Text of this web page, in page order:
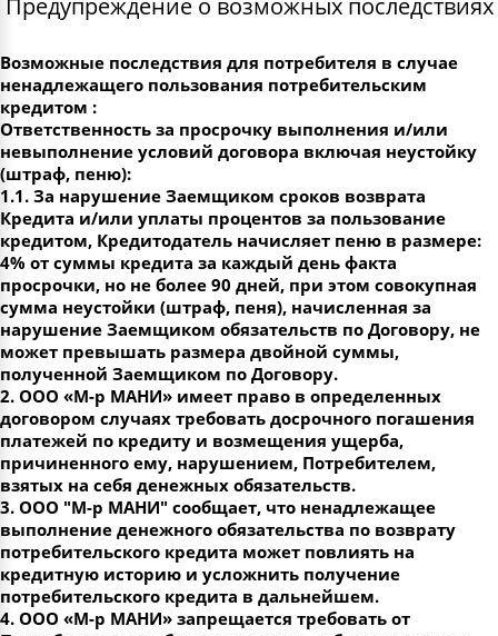
Предупреждение о возможных последствиях
Возможные последствия для потребителя в случае
ненадлежащего пользования потребительским
кредитом :
Ответственность за просрочку выполнения и/или
невыполнение условий договора включая неустойку
(штраф, пеню):
1.1. За нарушение Заемщиком сроков возврата
Кредита и/или уплаты процентов за пользование
кредитом, Кредитодатель начисляет пеню в размере:
4% от суммы кредита за каждый день факта
просрочки, но не более 90 дней, при этом совокупная
сумма неустойки (штраф, пеня), начисленная за
нарушение Заемщиком обязательств по Договору, не
может превышать размера двойной суммы,
полученной Заемщиком по Договору.
2. ООО «М-р МАНИ» имеет право в определенных
договором случаях требовать досрочного погашения
платежей по кредиту и возмещения ущерба,
причиненного ему, нарушением, Потребителем,
взятых на себя денежных обязательств.
3. ООО "М-р МАНИ" сообщает, что ненадлежащее
выполнение денежного обязательства по возврату
потребительского кредита может повлиять на
кредитную историю и усложнить получение
потребительского кредита в дальнейшем.
4. ООО «М-р МАНИ» запрещается требовать от